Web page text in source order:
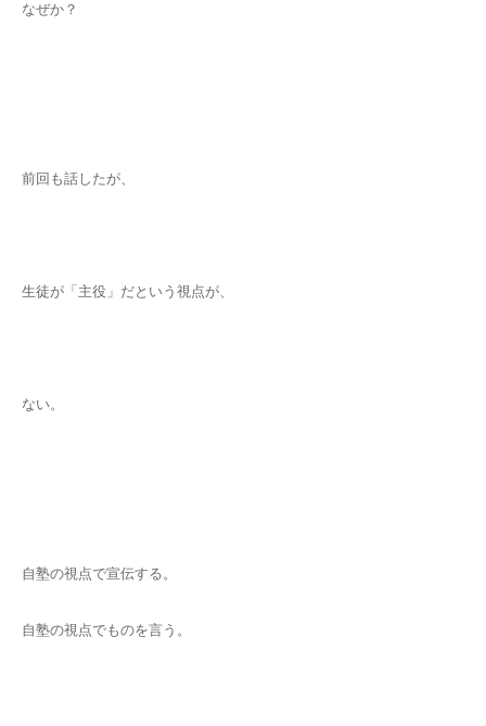
なぜか？
前回も話したが、
生徒が「主役」だという視点が、
ない。
自塾の視点で宣伝する。
自塾の視点でものを言う。